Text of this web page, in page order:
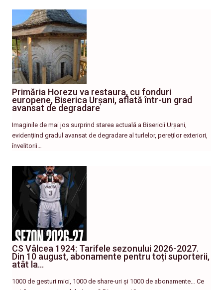
Primăria Horezu va restaura, cu fonduri
europene, Biserica Urșani, aflată într-un grad
avansat de degradare
Imaginile de mai jos surprind starea actuală a Bisericii Urșani,
evidențiind gradul avansat de degradare al turlelor, pereților exteriori,
învelitorii…
CS Vâlcea 1924: Tarifele sezonului 2026-2027.
Din 10 august, abonamente pentru toți suporterii,
atât la…
1000 de gesturi mici, 1000 de share-uri și 1000 de abonamente… Ce